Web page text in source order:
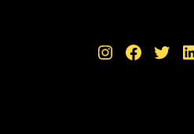
Instagram Facebook Twitter LinkedIn